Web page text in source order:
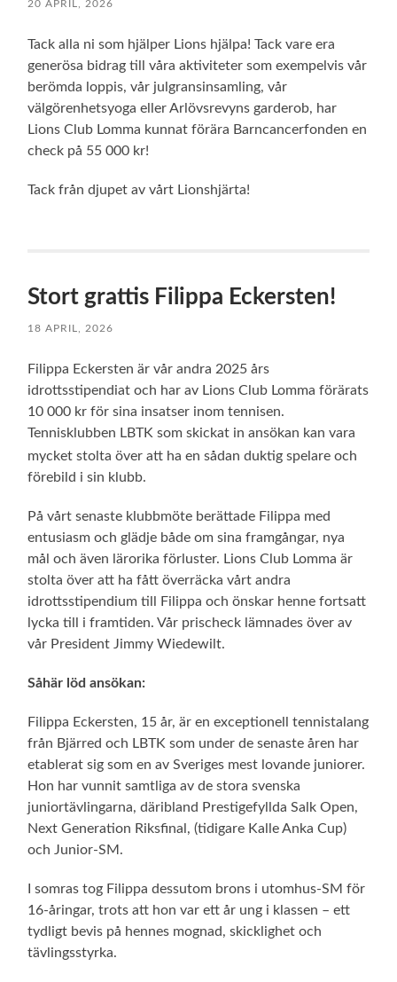
20 APRIL, 2026
Tack alla ni som hjälper Lions hjälpa! Tack vare era
generösa bidrag till våra aktiviteter som exempelvis vår
berömda loppis, vår julgransinsamling, vår
välgörenhetsyoga eller Arlövsrevyns garderob, har
Lions Club Lomma kunnat förära Barncancerfonden en
check på 55 000 kr!
Tack från djupet av vårt Lionshjärta!
Stort grattis Filippa Eckersten!
18 APRIL, 2026
Filippa Eckersten är vår andra 2025 års
idrottsstipendiat och har av Lions Club Lomma förärats
10 000 kr för sina insatser inom tennisen.
Tennisklubben LBTK som skickat in ansökan kan vara
mycket stolta över att ha en sådan duktig spelare och
förebild i sin klubb.
På vårt senaste klubbmöte berättade Filippa med
entusiasm och glädje både om sina framgångar, nya
mål och även lärorika förluster. Lions Club Lomma är
stolta över att ha fått överräcka vårt andra
idrottsstipendium till Filippa och önskar henne fortsatt
lycka till i framtiden. Vår prischeck lämnades över av
vår President Jimmy Wiedewilt.
Såhär löd ansökan:
Filippa Eckersten, 15 år, är en exceptionell tennistalang
från Bjärred och LBTK som under de senaste åren har
etablerat sig som en av Sveriges mest lovande juniorer.
Hon har vunnit samtliga av de stora svenska
juniortävlingarna, däribland Prestigefyllda Salk Open,
Next Generation Riksfinal, (tidigare Kalle Anka Cup)
och Junior-SM.
I somras tog Filippa dessutom brons i utomhus-SM för
16-åringar, trots att hon var ett år ung i klassen – ett
tydligt bevis på hennes mognad, skicklighet och
tävlingsstyrka.